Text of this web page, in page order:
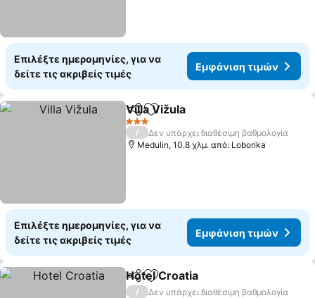
Επιλέξτε ημερομηνίες, για να
δείτε τις ακριβείς τιμές
Εμφάνιση τιμών
Κοινοποίηση
Προσθήκη στα αγαπημένα
Villa Vižula
3 Αστέρια
/
Δεν υπάρχει διαθέσιμη βαθμολογία
Medulin, 10.8 χλμ. από: Loborika
Επιλέξτε ημερομηνίες, για να
δείτε τις ακριβείς τιμές
Εμφάνιση τιμών
Κοινοποίηση
Προσθήκη στα αγαπημένα
Hotel Croatia
/
Δεν υπάρχει διαθέσιμη βαθμολογία